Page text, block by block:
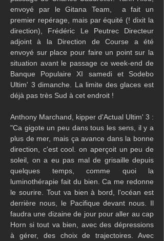
envoyé par le Gitana Team,  a fait un
premier repérage, mais par équité (! dixit la
direction), Frédéric Le Peutrec Directeur
adjoint à la Direction de Course a été
envoyé sur place pour faire un point sur la
situation avant le passage ce week-end de
Banque Populaire XI samedi et Sodebo
Ultim' 3 dimanche. La limite des glaces est
déjà pas très Sud à cet endroit !
Anthony Marchand, kipper d'Actual Ultim' 3 :
"Ca gigote un peu dans tous les sens, il y a
plus de mer, mais ça avance dans la bonne
direction, c'est cool. on aperçoit un peu de
soleil, on a eu pas mal de grisaille depuis
quelques temps, comme quoi la
luminothérapie fait du bien. Ca me redonne
le sourire. Tout va bien à bord, l'océan est
derrière nous, le Pacifique devant nous. Il
faudra une dizaine de jour pour aller au cap
Horn si tout va bien, avec des dépressions
à gérer, des choix de trajectoires. Avec